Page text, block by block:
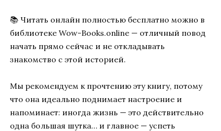
📚 Читать онлайн полностью бесплатно можно в
библиотеке Wow-Books.online — отличный повод
начать прямо сейчас и не откладывать
знакомство с этой историей.
Мы рекомендуем к прочтению эту книгу, потому
что она идеально поднимает настроение и
напоминает: иногда жизнь — это действительно
одна большая шутка… и главное — успеть